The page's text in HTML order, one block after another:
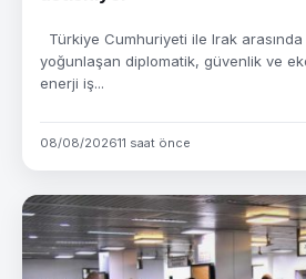
Türkiye Cumhuriyeti ile Irak
yoğunlaşan diplomatik, güvenlik ve
enerji iş...
08/08/202611 saat önce